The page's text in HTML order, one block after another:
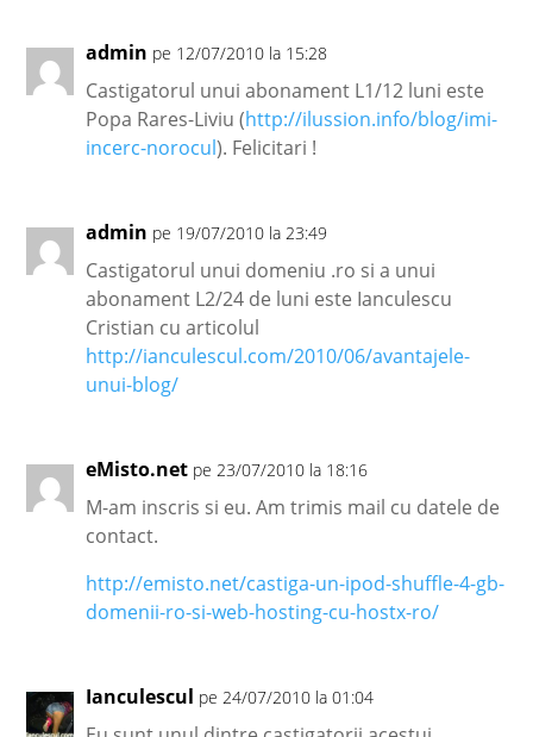
admin pe 12/07/2010 la 15:28
Castigatorul unui abonament L1/12 luni este
Popa Rares-Liviu (http://ilussion.info/blog/imi-
incerc-norocul). Felicitari !
admin pe 19/07/2010 la 23:49
Castigatorul unui domeniu .ro si a unui
abonament L2/24 de luni este Ianculescu
Cristian cu articolul
http://ianculescul.com/2010/06/avantajele-
unui-blog/
eMisto.net pe 23/07/2010 la 18:16
M-am inscris si eu. Am trimis mail cu datele de
contact.
http://emisto.net/castiga-un-ipod-shuffle-4-gb-
domenii-ro-si-web-hosting-cu-hostx-ro/
Ianculescul pe 24/07/2010 la 01:04